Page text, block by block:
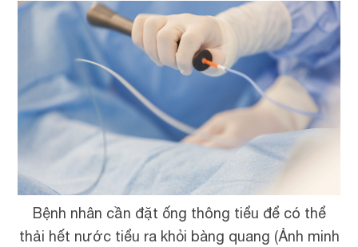
Bệnh nhân cần đặt ống thông tiểu để có thể
thải hết nước tiểu ra khỏi bàng quang (Ảnh minh